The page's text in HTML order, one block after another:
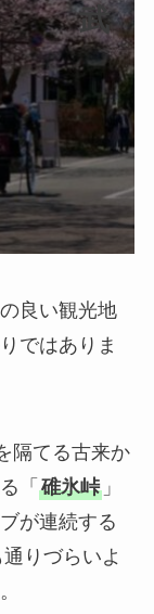
良い観光地
ではありま
隔てる古来か
「 碓氷峠」
が連続する
りづらいよ